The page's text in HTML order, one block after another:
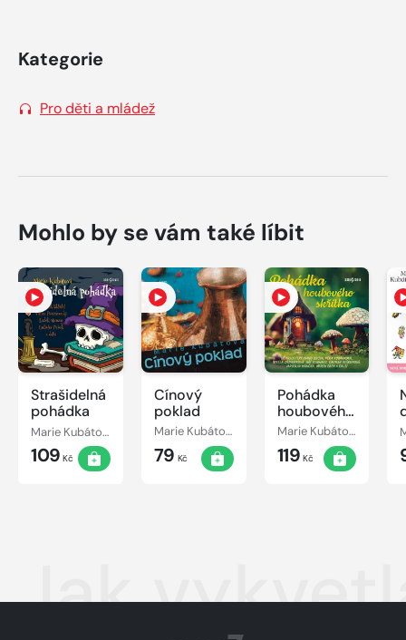
Kategorie
Pro děti a mládež
Mohlo by se vám také líbit
Strašidelná
pohádka
Marie Kubátová
109 Kč
Cínový
poklad
Marie Kubátová
79 Kč
Pohádka
houbového
skřítka
Marie Kubátová
119 Kč
Jak